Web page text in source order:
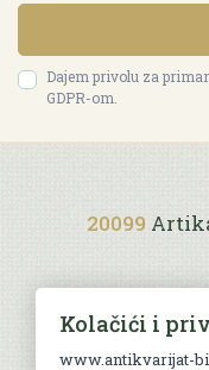
Dajem privolu za
GDPR-om.
20099
Kolačići i
www.antikvarijat-